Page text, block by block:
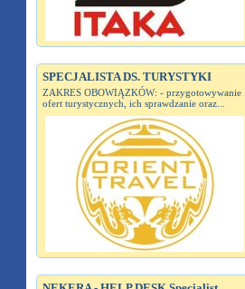
SPECJALISTA DS. TURYSTYKI
ZAKRES OBOWIĄZKÓW: - przygotowywanie
ofert turystycznych, ich sprawdzanie oraz...